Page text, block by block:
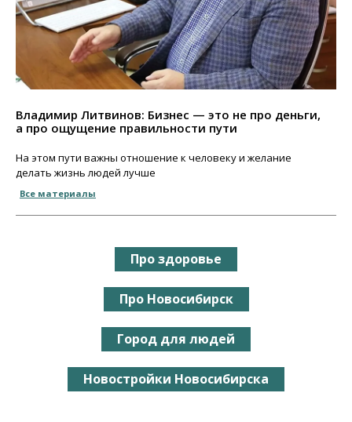
Владимир Литвинов: Бизнес — это не про деньги,
а про ощущение правильности пути
На этом пути важны отношение к человеку и желание
делать жизнь людей лучше
Все материалы
Про здоровье
Про Новосибирск
Город для людей
Новостройки Новосибирска